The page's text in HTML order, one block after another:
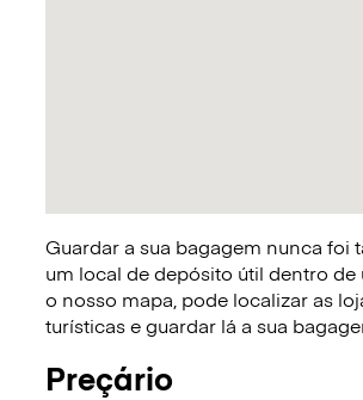
Guardar a sua bagagem nunca foi
um local de depósito útil dentro
o nosso mapa, pode localizar as
turísticas e guardar lá a sua
Preçário